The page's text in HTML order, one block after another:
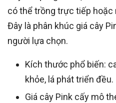
có thể trồng trực tiếp hoặc
Đây là phân khúc giá cây
người lựa chọn.
Kích thước phổ biến:
khỏe, lá phát triển đều.
Giá cây Pink cấy mô